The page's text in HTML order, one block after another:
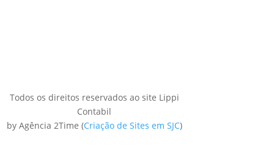
Todos os direitos reservados ao site Lippi
Contabil
by Agência 2Time (Criação de Sites em SJC)